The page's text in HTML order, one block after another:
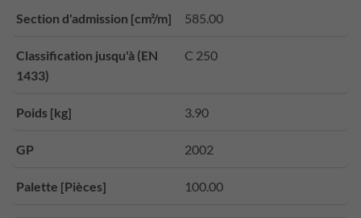
Section d'admission [cm²/m] 585.00
Classification jusqu'à (EN
1433)
C 250
Poids [kg] 3.90
GP 2002
Palette [Pièces] 100.00